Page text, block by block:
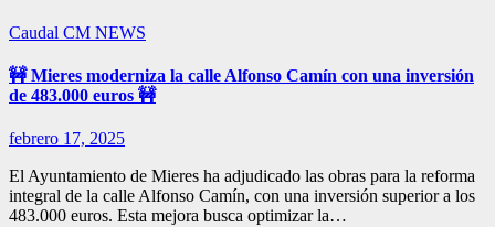
Caudal CM NEWS
🚧 Mieres moderniza la calle Alfonso Camín con una inversión
de 483.000 euros 🚧
febrero 17, 2025
El Ayuntamiento de Mieres ha adjudicado las obras para la reforma
integral de la calle Alfonso Camín, con una inversión superior a los
483.000 euros. Esta mejora busca optimizar la…